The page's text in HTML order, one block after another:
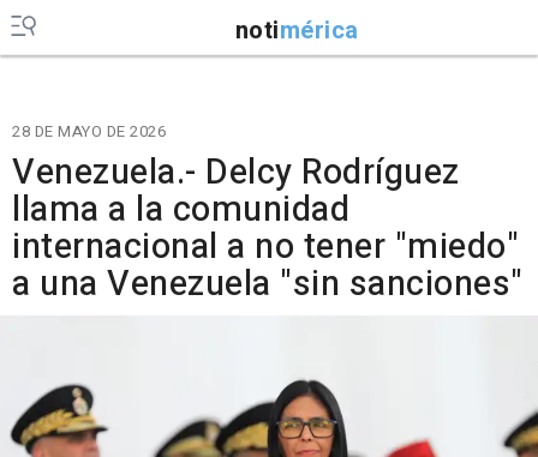
notimérica
28 DE MAYO DE 2026
Venezuela.- Delcy Rodríguez
llama a la comunidad
internacional a no tener "miedo"
a una Venezuela "sin sanciones"